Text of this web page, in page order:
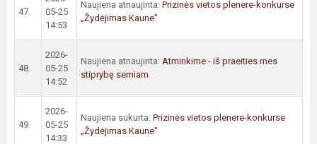
47.
05-25
14:53
Naujiena atnaujinta: Prizinės vietos plenere-konkurse
„Žydėjimas Kaune"
48.
2026-
05-25
14:52
Naujiena atnaujinta: Atminkime - iš praeities mes
stiprybę semiam
49.
2026-
05-25
14:33
Naujiena sukurta: Prizinės vietos plenere-konkurse
„Žydėjimas Kaune"